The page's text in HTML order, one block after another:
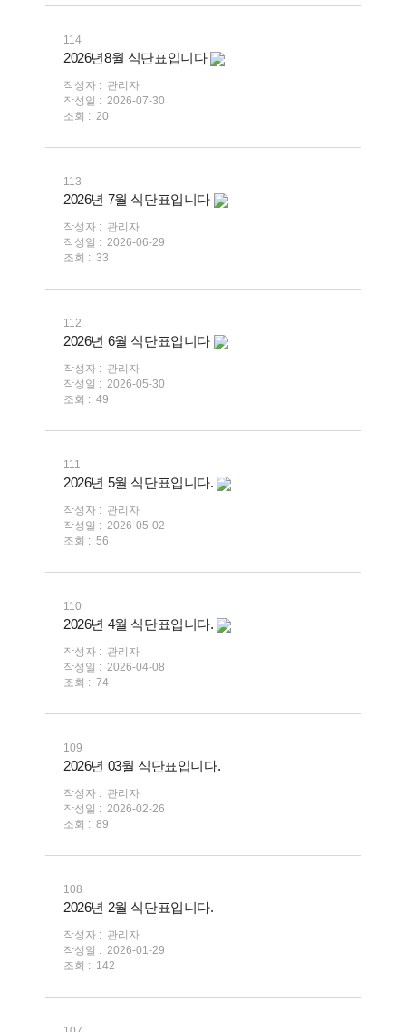
114
2026년8월 식단표입니다
작성자 : 관리자
작성일 : 2026-07-30
조회 : 20
113
2026년 7월 식단표입니다
작성자 : 관리자
작성일 : 2026-06-29
조회 : 33
112
2026년 6월 식단표입니다
작성자 : 관리자
작성일 : 2026-05-30
조회 : 49
111
2026년 5월 식단표입니다.
작성자 : 관리자
작성일 : 2026-05-02
조회 : 56
110
2026년 4월 식단표입니다.
작성자 : 관리자
작성일 : 2026-04-08
조회 : 74
109
2026년 03월 식단표입니다.
작성자 : 관리자
작성일 : 2026-02-26
조회 : 89
108
2026년 2월 식단표입니다.
작성자 : 관리자
작성일 : 2026-01-29
조회 : 142